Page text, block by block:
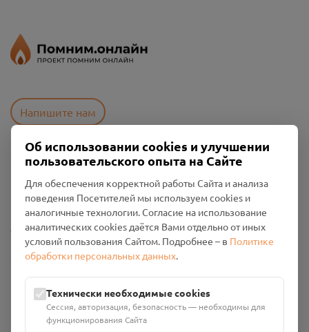
Напишите нам
Пользовательское соглашение
Политика конфиденциальности
Промо-материалы
Настройки cookies
Общество с ограниченной ответственностью «Смоленский
ИНН: 6700029207 ОГРН: 1256700001986
Юридический адрес: 216790, Смоленская область, р-н
Руднянский, г. Рудня, улица Западная, д. 26А, пом. 18
Номер счёта: 40702810901130004287 в АО "АЛЬФА-БАНК"
Об использовании cookies и улучшении
пользовательского опыта на Сайте
Для обеспечения корректной работы Сайта и анализа
поведения Посетителей мы используем cookies и
аналогичные технологии. Согласие на использование
аналитических cookies даётся Вами отдельно от иных
условий пользования Сайтом. Подробнее – в Политике
обработки персональных данных.
Технически необходимые cookies
Сессия, авторизация, безопасность — необходимы для
функционирования Сайта